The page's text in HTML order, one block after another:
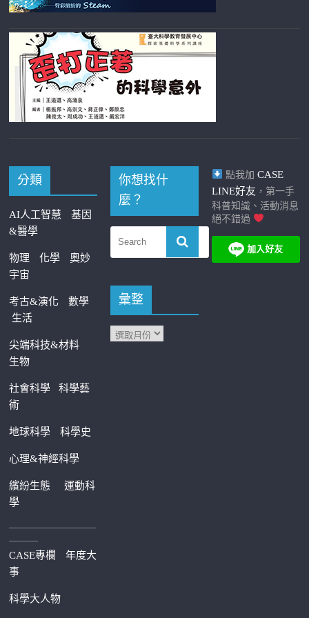
分類
AI人工智慧
基因
&醫學
物理 化學
奧妙
宇宙
考古&演化
數學
生活
尖端科技&材料
生物
社會科學科學藝
術
地球科學 科學史
心理&神經科學
繽紛生態運動科
學
—————————
———
CASE專欄
年度大
事
科學大人物
你想找什
麼？
彙整
點我加 CASE
LINE好友 ，第一手
科普知識、活動消息
絕不錯過